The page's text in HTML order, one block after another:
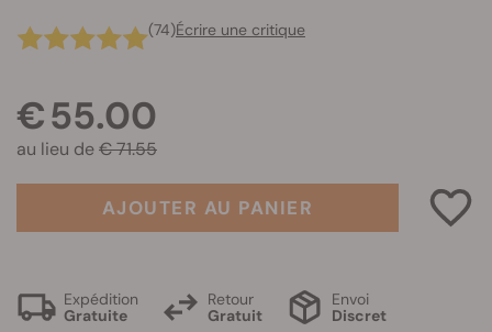
(74)Écrire une critique
€ 55.00
au lieu de€ 71.55
AJOUTER AU PANIER
Expédition
Gratuite
Retour
Gratuit
Envoi
Discret